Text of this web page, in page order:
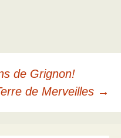
de Grignon!
de Merveilles →